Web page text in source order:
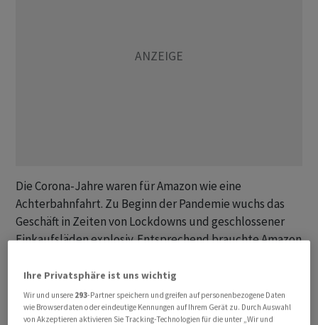
Die Corona-Jahre waren für Amazon wie eine
Achterbahnfahrt. Zu Beginn der Pandemie wuchs das
Geschäft in Zeiten von Lockdowns und geschlossener
Einkaufsläden explosiv. Entsprechend brauchte Amazon
weniger, Amazon reagierte unter anderem mit
Stellenabbau, um die Kosten zu senken. Dazu wurde
das Logistik-Netzwerk umgekrempelt.
Ihre Privatsphäre ist uns wichtig
Wir und unsere 293-Partner speichern und greifen auf personenbezogene Daten
wie Browserdaten oder eindeutige Kennungen auf Ihrem Gerät zu. Durch Auswahl
von Akzeptieren aktivieren Sie Tracking-Technologien für die unter „Wir und